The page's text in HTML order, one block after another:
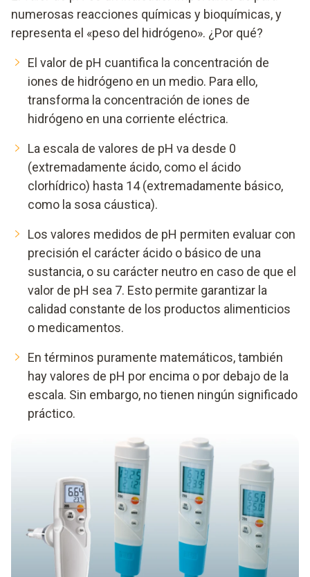
numerosas reacciones químicas y bioquímicas, y
representa el «peso del hidrógeno». ¿Por qué?
El valor de pH cuantifica la concentración de
iones de hidrógeno en un medio. Para ello,
transforma la concentración de iones de
hidrógeno en una corriente eléctrica.
La escala de valores de pH va desde 0
(extremadamente ácido, como el ácido
clorhídrico) hasta 14 (extremadamente básico,
como la sosa cáustica).
Los valores medidos de pH permiten evaluar con
precisión el carácter ácido o básico de una
sustancia, o su carácter neutro en caso de que el
valor de pH sea 7. Esto permite garantizar la
calidad constante de los productos alimenticios
o medicamentos.
En términos puramente matemáticos, también
hay valores de pH por encima o por debajo de la
escala. Sin embargo, no tienen ningún significado
práctico.